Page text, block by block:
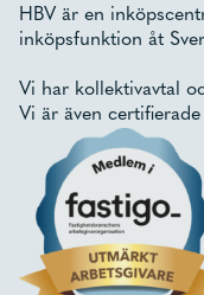
HBV är en
inköpsfunktion åt
Vi har kollektivavtal
Vi är även